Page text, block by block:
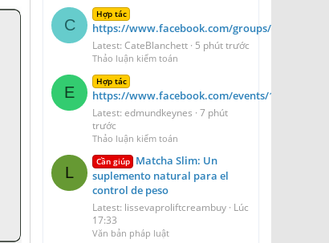
C
Hợp tác
https://www.facebook.com/groups/
Latest: CateBlanchett 5 phút trước
Thảo luận kiểm toán
E
Hợp tác
https://www.facebook.com/events/
Latest: edmundkeynes 7 phút
trước
Thảo luận kiểm toán
L
Cần giúp Matcha Slim: Un
suplemento natural para el
control de peso
Latest: lissevaproliftcreambuy Lúc
17:33
Văn bản pháp luật